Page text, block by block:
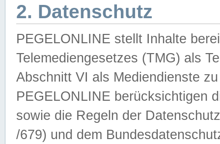
2. Datenschutz
PEGELONLINE stellt Inhalte
Telemediengesetzes (TMG) als
Abschnitt VI als Mediendienste
PEGELONLINE berücksichtigen
sowie die Regeln der
/679) und dem